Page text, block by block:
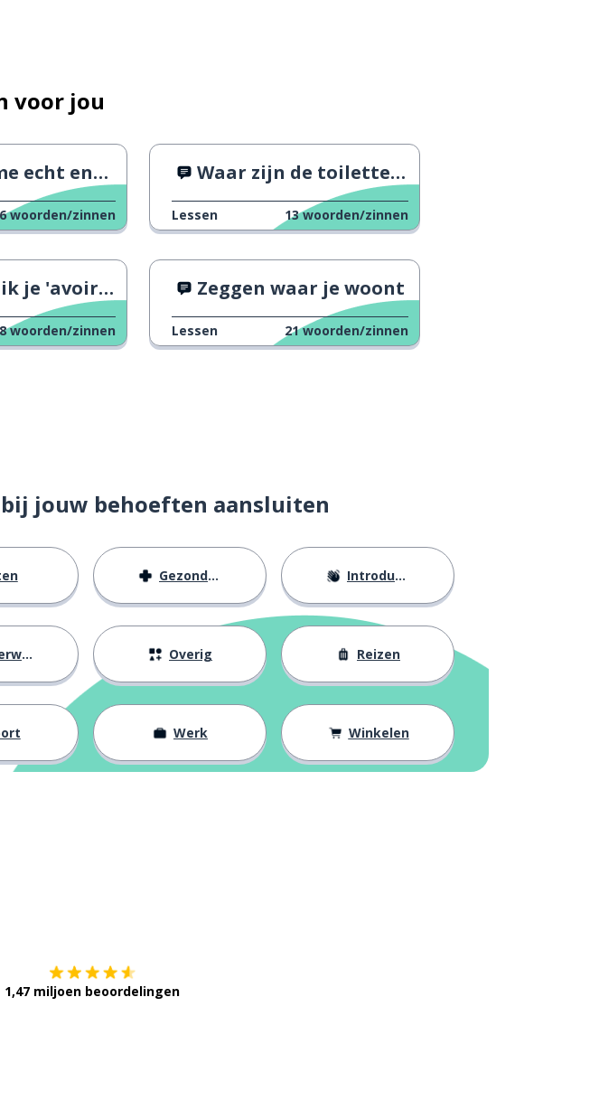
voor jou
enorm
6 woorden/zinnen
Waar zijn de toiletten?
Lessen 13 woorden/zinnen
je 'avoir'? 1
woorden/zinnen
Zeggen waar je woont
Lessen 21 woorden/zinnen
jouw behoeften aansluiten
Gezondheid Introducties
Overig Reizen
Werk Winkelen
1,47 miljoen beoordelingen